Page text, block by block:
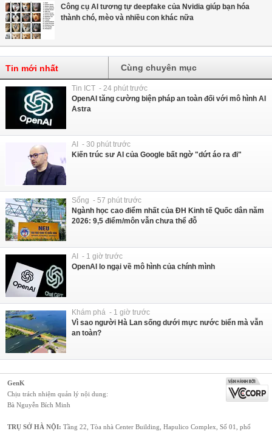
Công cụ AI tương tự deepfake của Nvidia giúp bạn hóa
thành chó, mèo và nhiều con khác nữa
Tin mới nhất Cùng chuyên mục
Tin ICT - 24 phút trước
OpenAI tăng cường biện pháp an toàn đối với mô hình AI
Astra
AI - 30 phút trước
Kiến trúc sư AI của Google bất ngờ "dứt áo ra đi"
Sống - 57 phút trước
Ngành học cao điểm nhất của ĐH Kinh tế Quốc dân năm
2026: 9,5 điểm/môn vẫn chưa thể đỗ
AI - 1 giờ trước
OpenAI lo ngại về mô hình của chính mình
Khám phá - 1 giờ trước
Vì sao người Hà Lan sống dưới mực nước biển mà vẫn
an toàn?
GenK
Chịu trách nhiệm quản lý nội dung:
Bà Nguyễn Bích Minh
TRỤ SỞ HÀ NỘI: Tầng 22, Tòa nhà Center Building, Hapulico Complex, Số 01, phố